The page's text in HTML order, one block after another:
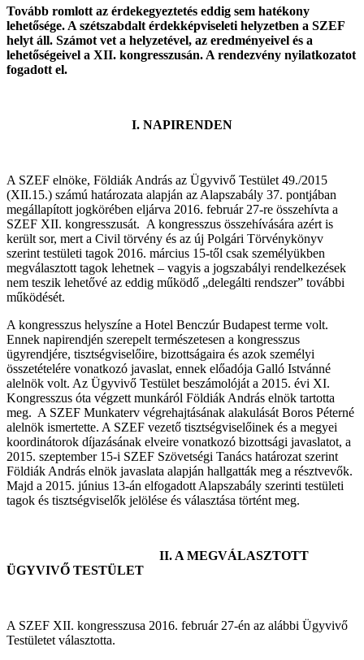
Tovább romlott az érdekegyeztetés eddig sem hatékony
lehetősége. A szétszabdalt érdekképviseleti helyzetben a SZEF
helyt áll. Számot vet a helyzetével, az eredményeivel és a
lehetőségeivel a XII. kongresszusán. A rendezvény nyilatkozatot
fogadott el.
I. NAPIRENDEN
A SZEF elnöke, Földiák András az Ügyvivő Testület 49./2015
(XII.15.) számú határozata alapján az Alapszabály 37. pontjában
megállapított jogkörében eljárva 2016. február 27-re összehívta a
SZEF XII. kongresszusát. A kongresszus összehívására azért is
került sor, mert a Civil törvény és az új Polgári Törvénykönyv
szerint testületi tagok 2016. március 15-től csak személyükben
megválasztott tagok lehetnek – vagyis a jogszabályi rendelkezések
nem teszik lehetővé az eddig működő „delegálti rendszer” további
működését.
A kongresszus helyszíne a Hotel Benczúr Budapest terme volt.
Ennek napirendjén szerepelt természetesen a kongresszus
ügyrendjére, tisztségviselőire, bizottságaira és azok személyi
összetételére vonatkozó javaslat, ennek előadója Galló Istvánné
alelnök volt. Az Ügyvivő Testület beszámolóját a 2015. évi XI.
Kongresszus óta végzett munkáról Földiák András elnök tartotta
meg. A SZEF Munkaterv végrehajtásának alakulását Boros Péterné
alelnök ismertette. A SZEF vezető tisztségviselőinek és a megyei
koordinátorok díjazásának elveire vonatkozó bizottsági javaslatot, a
2015. szeptember 15-i SZEF Szövetségi Tanács határozat szerint
Földiák András elnök javaslata alapján hallgatták meg a résztvevők.
Majd a 2015. június 13-án elfogadott Alapszabály szerinti testületi
tagok és tisztségviselők jelölése és választása történt meg.
II. A MEGVÁLASZTOTT
ÜGYVIVŐ TESTÜLET
A SZEF XII. kongresszusa 2016. február 27-én az alábbi Ügyvivő
Testületet választotta.